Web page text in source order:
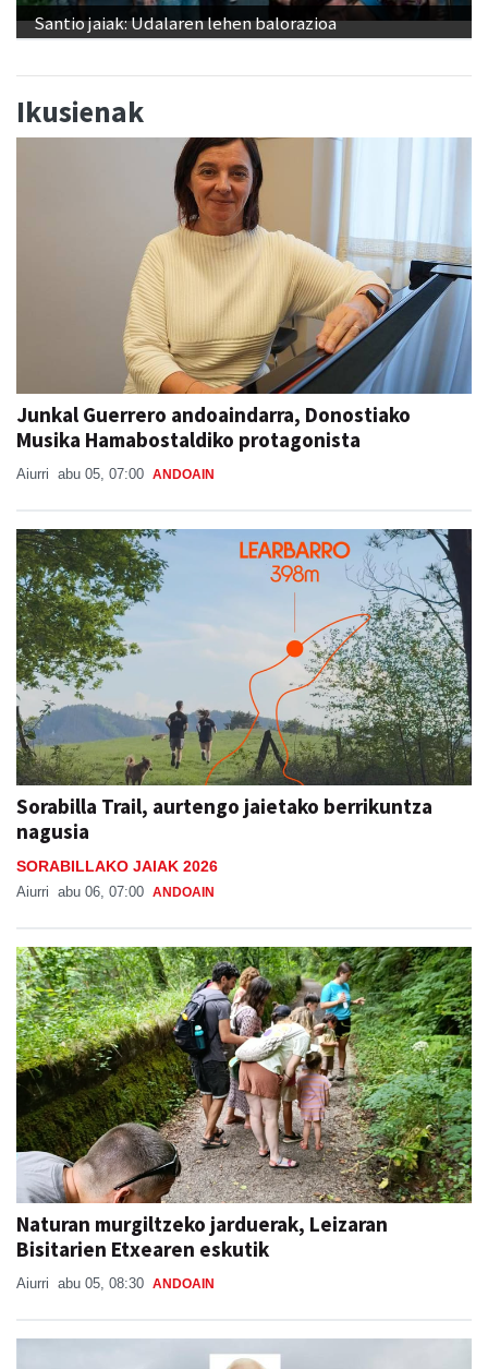
Santio jaiak: Udalaren lehen balorazioa
Ikusienak
Junkal Guerrero andoaindarra, Donostiako
Musika Hamabostaldiko protagonista
Aiurri abu 05, 07:00 ANDOAIN
Sorabilla Trail, aurtengo jaietako berrikuntza
nagusia
SORABILLAKO JAIAK 2026
Aiurri abu 06, 07:00 ANDOAIN
Naturan murgiltzeko jarduerak, Leizaran
Bisitarien Etxearen eskutik
Aiurri abu 05, 08:30 ANDOAIN